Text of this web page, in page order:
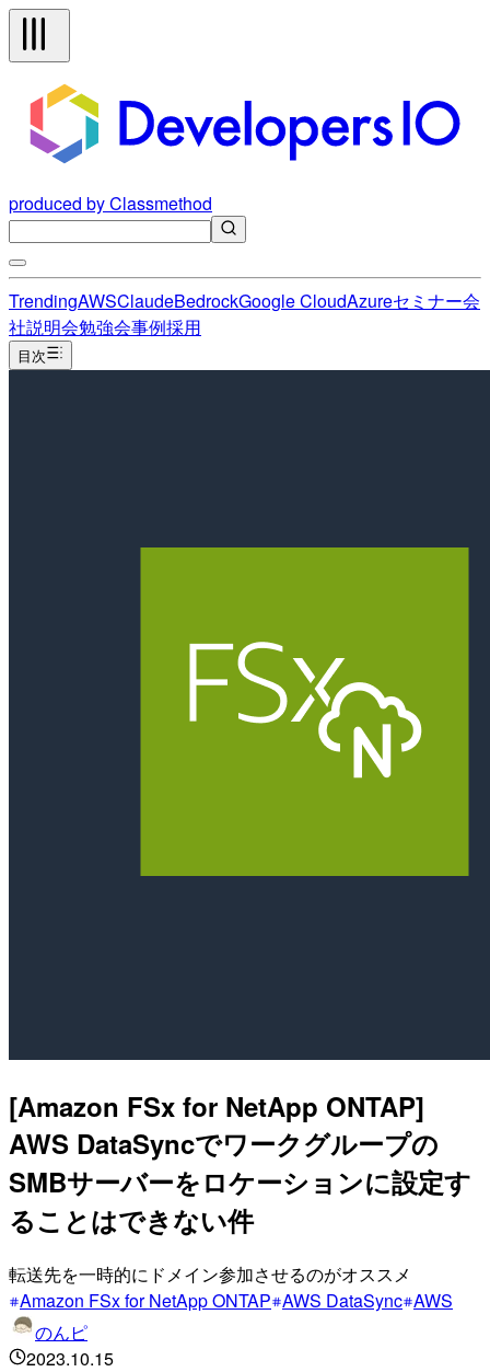
produced by Classmethod
TrendingAWSClaudeBedrockGoogle CloudAzureセミナー会
社説明会勉強会事例採用
目次
[Amazon FSx for NetApp ONTAP]
AWS DataSyncでワークグループの
SMBサーバーをロケーションに設定す
ることはできない件
転送先を一時的にドメイン参加させるのがオススメ
Amazon FSx for NetApp ONTAP AWS DataSync AWS
のんピ
2023.10.15